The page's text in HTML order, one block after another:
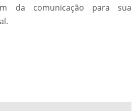
da comunicação para sua